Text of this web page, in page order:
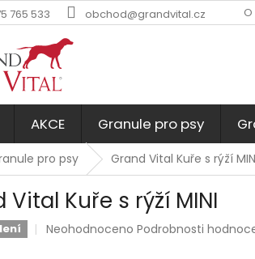
765 533 obchod@grandvital.cz O
AKCE Granule pro psy
pro psy Grand Vital Kuře s rýží
Vital Kuře s rýží MINI
Průměrné
Neohodnoceno Podrobnosti